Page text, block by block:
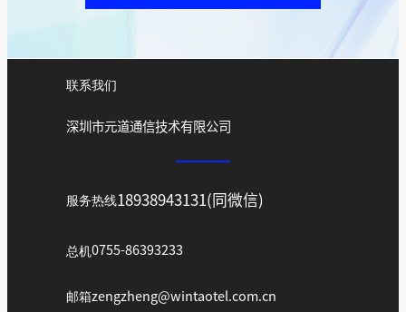
联系我们
深圳市元道通信技术有限公司
服务热线18938943131(同微信)
总机0755-86393233
邮箱zengzheng@wintaotel.com.cn